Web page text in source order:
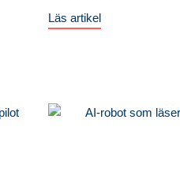
Läs artikel